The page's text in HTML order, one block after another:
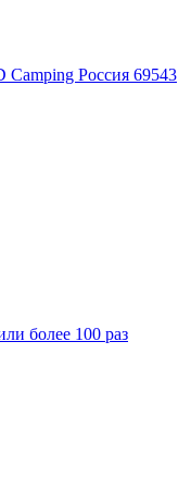
Россия 69543
более 100 раз